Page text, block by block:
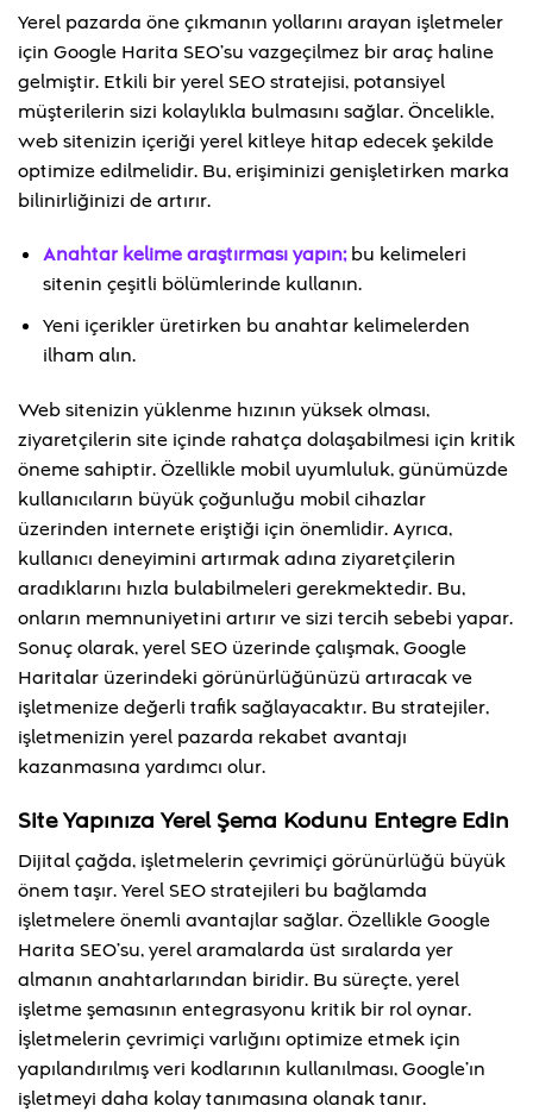
Yerel pazarda öne çıkmanın yollarını arayan işletmeler
için Google Harita SEO’su vazgeçilmez bir araç haline
gelmiştir. Etkili bir yerel SEO stratejisi, potansiyel
müşterilerin sizi kolaylıkla bulmasını sağlar. Öncelikle,
web sitenizin içeriği yerel kitleye hitap edecek şekilde
optimize edilmelidir. Bu, erişiminizi genişletirken marka
bilinirliğinizi de artırır.
Anahtar kelime araştırması yapın;bu kelimeleri
sitenin çeşitli bölümlerinde kullanın.
Yeni içerikler üretirken bu anahtar kelimelerden
ilham alın.
Web sitenizin yüklenme hızının yüksek olması,
ziyaretçilerin site içinde rahatça dolaşabilmesi için kritik
öneme sahiptir. Özellikle mobil uyumluluk, günümüzde
kullanıcıların büyük çoğunluğu mobil cihazlar
üzerinden internete eriştiği için önemlidir. Ayrıca,
kullanıcı deneyimini artırmak adına ziyaretçilerin
aradıklarını hızla bulabilmeleri gerekmektedir. Bu,
onların memnuniyetini artırır ve sizi tercih sebebi yapar.
Sonuç olarak, yerel SEO üzerinde çalışmak, Google
Haritalar üzerindeki görünürlüğünüzü artıracak ve
işletmenize değerli trafik sağlayacaktır. Bu stratejiler,
işletmenizin yerel pazarda rekabet avantajı
kazanmasına yardımcı olur.
Site Yapınıza Yerel Şema Kodunu Entegre Edin
Dijital çağda, işletmelerin çevrimiçi görünürlüğü büyük
önem taşır. Yerel SEO stratejileri bu bağlamda
işletmelere önemli avantajlar sağlar. Özellikle Google
Harita SEO’su, yerel aramalarda üst sıralarda yer
almanın anahtarlarından biridir. Bu süreçte, yerel
işletme şemasının entegrasyonu kritik bir rol oynar.
İşletmelerin çevrimiçi varlığını optimize etmek için
yapılandırılmış veri kodlarının kullanılması, Google’ın
işletmeyi daha kolay tanımasına olanak tanır.